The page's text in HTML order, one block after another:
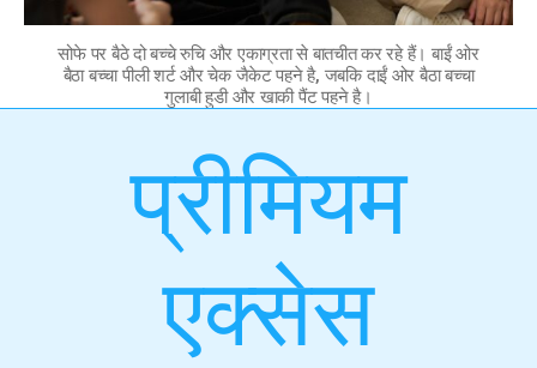
सोफे पर बैठे दो बच्चे रुचि और एकाग्रता से बातचीत कर रहे हैं। बाईं ओर
बैठा बच्चा पीली शर्ट और चेक जैकेट पहने है, जबकि दाईं ओर बैठा बच्चा
गुलाबी हुडी और खाकी पैंट पहने है।
प्रीमियम
एक्सेस